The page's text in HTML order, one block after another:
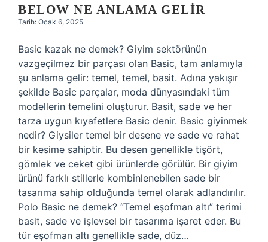
BELOW NE ANLAMA GELIR
Tarih: Ocak 6, 2025
Basic kazak ne demek? Giyim sektörünün
vazgeçilmez bir parçası olan Basic, tam anlamıyla
şu anlama gelir: temel, temel, basit. Adına yakışır
şekilde Basic parçalar, moda dünyasındaki tüm
modellerin temelini oluşturur. Basit, sade ve her
tarza uygun kıyafetlere Basic denir. Basic giyinmek
nedir? Giysiler temel bir desene ve sade ve rahat
bir kesime sahiptir. Bu desen genellikle tişört,
gömlek ve ceket gibi ürünlerde görülür. Bir giyim
ürünü farklı stillerle kombinlenebilen sade bir
tasarıma sahip olduğunda temel olarak adlandırılır.
Polo Basic ne demek? “Temel eşofman altı” terimi
basit, sade ve işlevsel bir tasarıma işaret eder. Bu
tür eşofman altı genellikle sade, düz…